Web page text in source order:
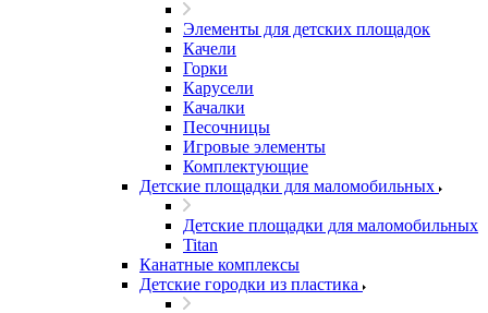
Элементы для детских площадок
Качели
Горки
Карусели
Качалки
Песочницы
Игровые элементы
Комплектующие
Детские площадки для маломобильных
Детские площадки для маломобильных
Titan
Канатные комплексы
Детские городки из пластика